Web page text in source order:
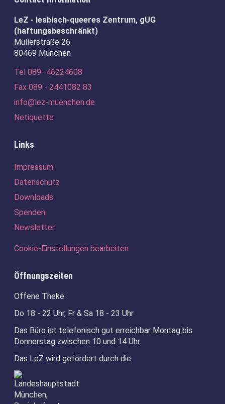
LeZ - lesbisch-queeres Zentrum, gUG
(haftungsbeschränkt)
Müllerstraße 26
80469 München
Tel 089- 46224608
Fax 089 - 2441082 83
info@lez-muenchen.de
Netiquette
Links
Navigation
überspringen
Impressum
Datenschutz
Downloads
Spenden
Newsletter
Cookie-Einstellungen bearbeiten
Öffnungszeiten
Offene Theke:
Do 18 - 22 Uhr, Fr & Sa 18 - 23 Uhr
Das Büro ist telefonisch gut erreichbar Montag bis
Donnerstag zwischen 10 und 14 Uhr.
Das LeZ wird gefördert durch die